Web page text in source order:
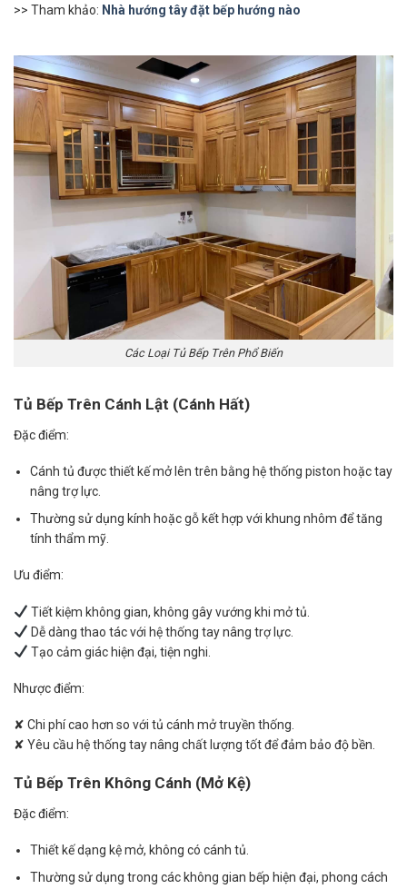
>> Tham khảo: Nhà hướng tây đặt bếp hướng nào
Các Loại Tủ Bếp Trên Phổ Biến
Tủ Bếp Trên Cánh Lật (Cánh Hất)
Đặc điểm:
Cánh tủ được thiết kế mở lên trên bằng hệ thống piston hoặc tay
nâng trợ lực.
Thường sử dụng kính hoặc gỗ kết hợp với khung nhôm để tăng
tính thẩm mỹ.
Ưu điểm:
Tiết kiệm không gian, không gây vướng khi mở tủ.
Dễ dàng thao tác với hệ thống tay nâng trợ lực.
Tạo cảm giác hiện đại, tiện nghi.
Nhược điểm:
✘ Chi phí cao hơn so với tủ cánh mở truyền thống.
✘ Yêu cầu hệ thống tay nâng chất lượng tốt để đảm bảo độ bền.
Tủ Bếp Trên Không Cánh (Mở Kệ)
Đặc điểm:
Thiết kế dạng kệ mở, không có cánh tủ.
Thường sử dụng trong các không gian bếp hiện đại, phong cách